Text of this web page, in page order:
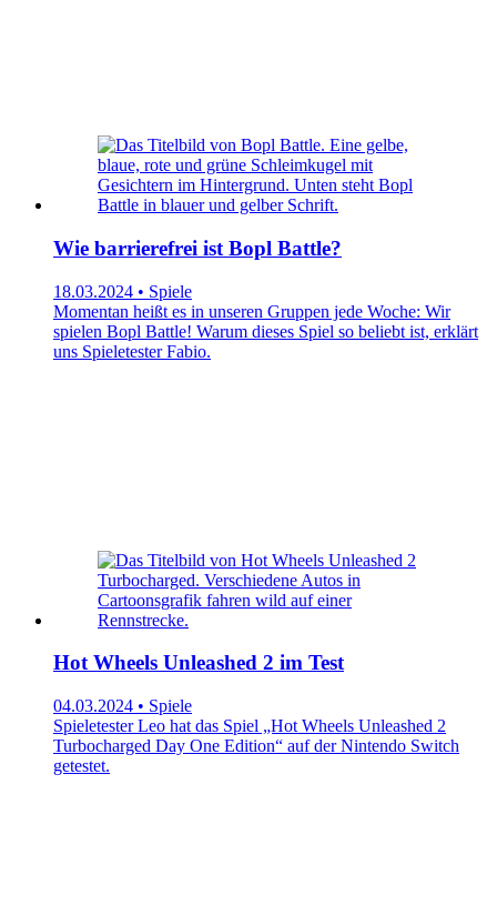
Wie barrierefrei ist Bopl Battle?
18.03.2024 • Spiele
Momentan heißt es in unseren Gruppen jede Woche: Wir
spielen Bopl Battle! Warum dieses Spiel so beliebt ist, erklärt
uns Spieletester Fabio.
Hot Wheels Unleashed 2 im Test
04.03.2024 • Spiele
Spieletester Leo hat das Spiel „Hot Wheels Unleashed 2
Turbocharged Day One Edition“ auf der Nintendo Switch
getestet.